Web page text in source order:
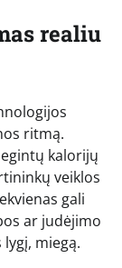
realiu
ritmą.
kalorijų
veiklos
gali
ar judėjimo
miegą.